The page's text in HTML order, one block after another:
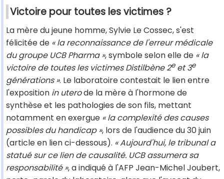
Victoire pour toutes les victimes ?
La mère du jeune homme, Sylvie Le Cossec, s'est
félicitée de « la reconnaissance de l'erreur médicale
du groupe UCB Pharma », symbole selon elle de « la
victoire de toutes les victimes Distilbène 2eet 3e
générations ». Le laboratoire contestait le lien entre
l'exposition in uterode la mère à l'hormone de
synthèse et les pathologies de son fils, mettant
notamment en exergue « la complexité des causes
possibles du handicap », lors de l'audience du 30 juin
(article en lien ci-dessous). « Aujourd'hui, le tribunal a
statué sur ce lien de causalité. UCB assumera sa
responsabilité », a indiqué à l'AFP Jean-Michel Joubert,